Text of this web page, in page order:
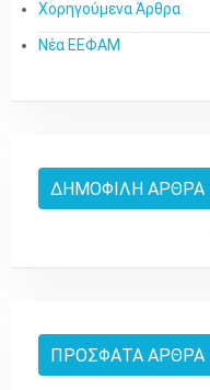
Χορηγούμενα Άρθρα
Νέα ΕΕΦΑΜ
ΔΗΜΟΦΙΛΉ ΆΡΘΡΑ
ΠΡΌΣΦΑΤΑ ΆΡΘΡΑ